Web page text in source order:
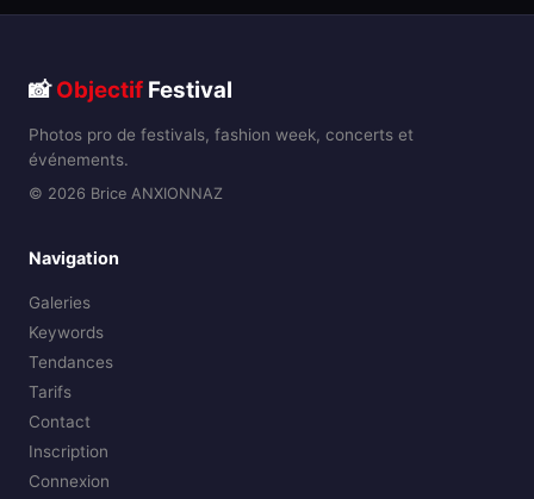
📸Objectif Festival
Photos pro de festivals, fashion week, concerts et
événements.
© 2026 Brice ANXIONNAZ
Navigation
Galeries
Keywords
Tendances
Tarifs
Contact
Inscription
Connexion